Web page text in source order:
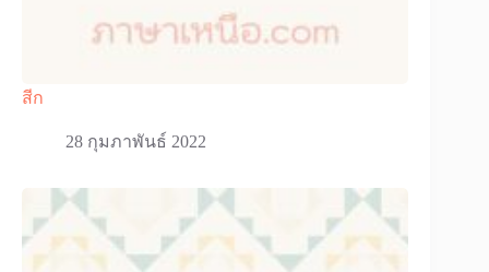
สีก
28 กุมภาพันธ์ 2022